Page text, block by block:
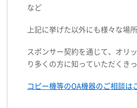
など
上記に挙げた以外にも様々な場
スポンサー契約を通じて、オリ
り多くの方に知っていただくき
コピー機等のOA機器のご相談は